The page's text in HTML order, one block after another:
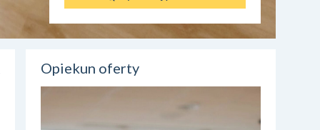
Opiekun oferty